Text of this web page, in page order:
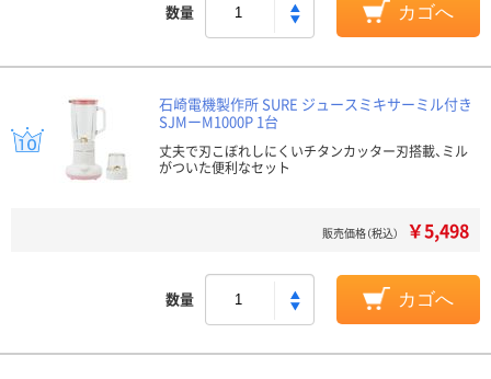
数量 カゴへ
石崎電機製作所 SURE ジュースミキサーミル付き
SJMーM1000P 1台
丈夫で刃こぼれしにくいチタンカッター刃搭載、ミル
がついた便利なセット
販売価格（税込） ￥5,498
数量 カゴへ